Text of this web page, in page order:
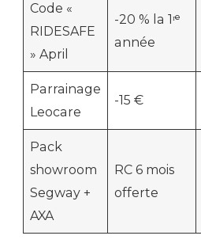
Code «
RIDESAFE
» April
-20 % la 1ʳᵉ
année
Parrainage
Leocare
-15 €
Pack
showroom
Segway +
AXA
RC 6 mois
offerte